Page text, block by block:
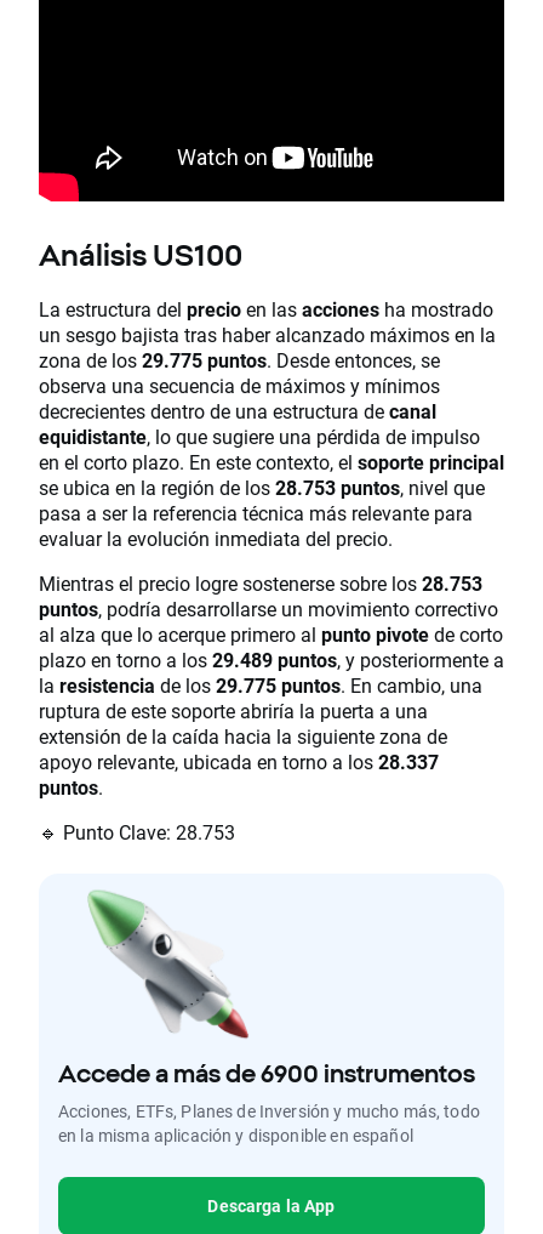
Análisis US100
La estructura del precioen lasacciones ha mostrado
un sesgo bajista tras haber alcanzado máximos en la
zona de los29.775 puntos. Desde entonces, se
observa una secuencia de máximos y mínimos
decrecientes dentro de una estructura decanal
equidistante, lo que sugiere una pérdida de impulso
en el corto plazo. En este contexto, el soporte principal
se ubica en la región de los28.753 puntos, nivel que
pasa a ser la referencia técnica más relevante para
evaluar la evolución inmediata del precio.
Mientras el precio logre sostenerse sobre los28.753
puntos, podría desarrollarse un movimiento correctivo
al alza que lo acerque primero al punto pivotede corto
plazo en torno a los29.489 puntos, y posteriormente a
la resistencia de los29.775 puntos. En cambio, una
ruptura de este soporte abriría la puerta a una
extensión de la caída hacia la siguiente zona de
apoyo relevante, ubicada en torno a los28.337
puntos.
🔹 Punto Clave: 28.753
Accede a más de 6900 instrumentos
Acciones, ETFs, Planes de Inversión y mucho más, todo
en la misma aplicación y disponible en español
Descarga la App